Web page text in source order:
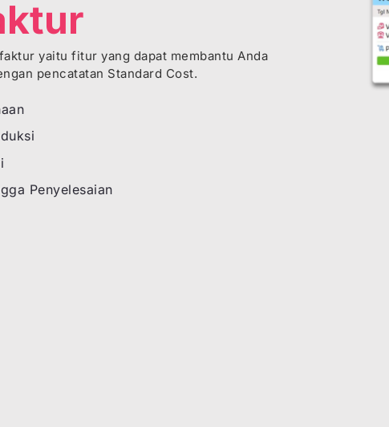
yaitu fitur yang dapat membantu Anda
pencatatan Standard Cost.
Penyelesaian